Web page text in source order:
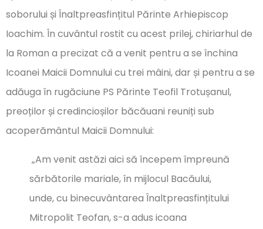
soborului și Înaltpreasfințitul Părinte Arhiepiscop
Ioachim. În cuvântul rostit cu acest prilej, chiriarhul de
la Roman a precizat că a venit pentru a se închina
Icoanei Maicii Domnului cu trei mâini, dar și pentru a se
adăuga în rugăciune PS Părinte Teofil Trotușanul,
preoților și credincioșilor băcăuani reuniți sub
acoperământul Maicii Domnului:
„Am venit astăzi aici să începem împreună
sărbătorile mariale, în mijlocul Bacăului,
unde, cu binecuvântarea Înaltpreasfințitului
Mitropolit Teofan, s-a adus icoana